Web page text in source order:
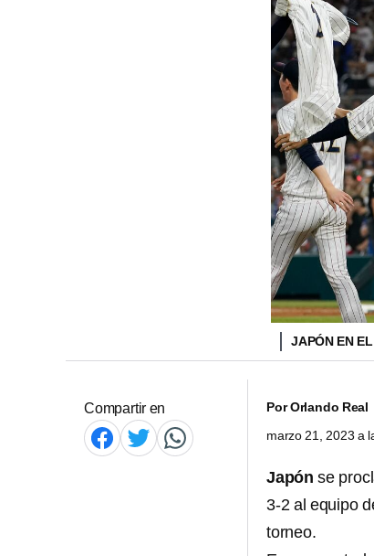
JAPÓN EN
Compartir en PorOrlando Real
marzo 21, 2023 a
Japón se
3-2 al equipo
torneo.